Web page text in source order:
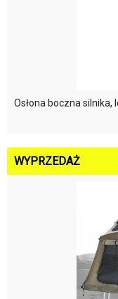
Osłona boczna
WYPRZEDAŻ